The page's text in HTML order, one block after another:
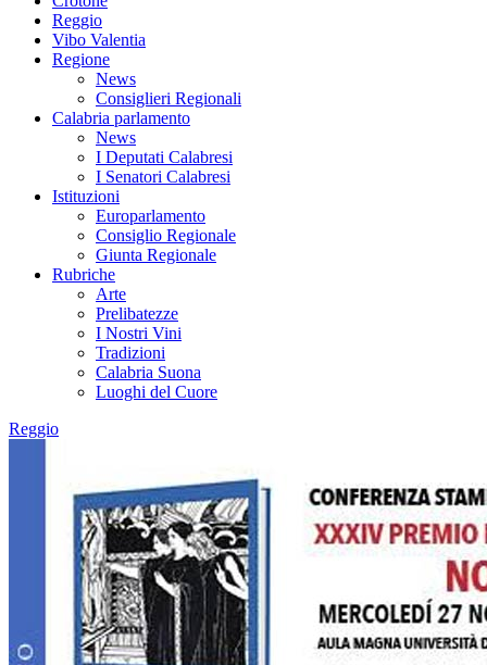
Reggio
Vibo Valentia
Regione
News
Consiglieri Regionali
Calabria parlamento
News
I Deputati Calabresi
I Senatori Calabresi
Istituzioni
Europarlamento
Consiglio Regionale
Giunta Regionale
Rubriche
Arte
Prelibatezze
I Nostri Vini
Tradizioni
Calabria Suona
Luoghi del Cuore
Reggio